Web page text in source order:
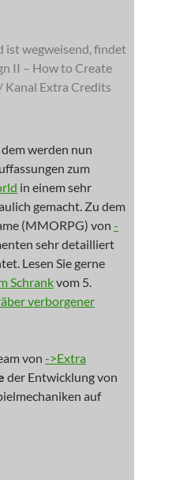
ist wegweisend, findet
II – How to Create
Extra Credits
werden nun
zum
in einem sehr
gemacht. Zu dem
(MMORPG) von -
sehr detailliert
Lesen Sie gerne
Schrankvom 5.
verborgener
von ->Extra
der Entwicklung von
auf